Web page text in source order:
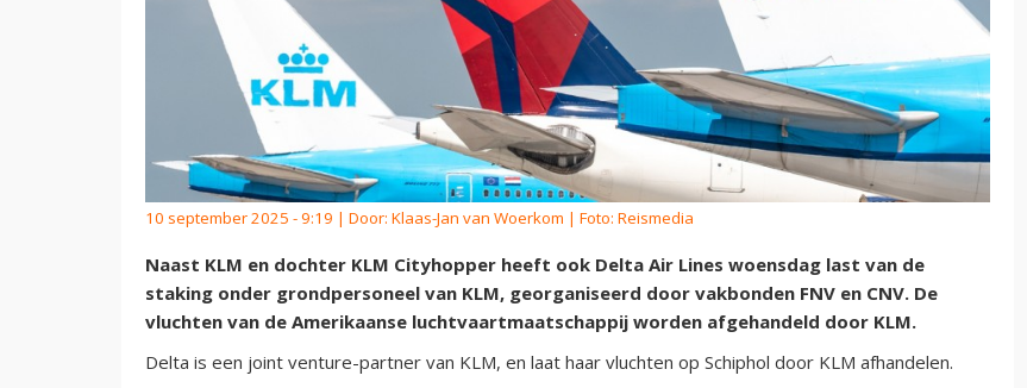
10 september 2025 - 9:19 | Door: Klaas-Jan van Woerkom | Foto: Reismedia
Naast KLM en dochter KLM Cityhopper heeft ook Delta Air Lines woensdag last van de
staking onder grondpersoneel van KLM, georganiseerd door vakbonden FNV en CNV. De
vluchten van de Amerikaanse luchtvaartmaatschappij worden afgehandeld door KLM.
Delta is een joint venture-partner van KLM, en laat haar vluchten op Schiphol door KLM afhandelen.